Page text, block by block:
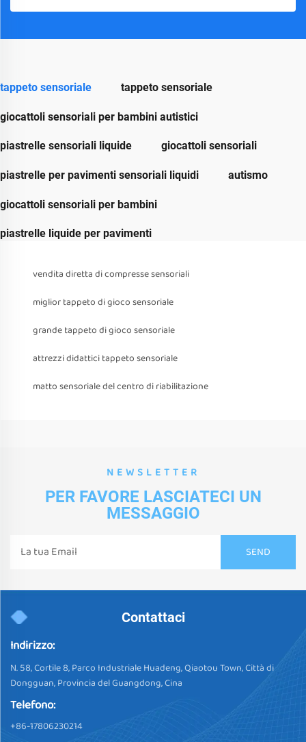
tappeto sensoriale tappeto sensoriale
giocattoli sensoriali per bambini autistici
piastrelle sensoriali liquide giocattoli sensoriali
piastrelle per pavimenti sensoriali liquidi autismo
giocattoli sensoriali per bambini
piastrelle liquide per pavimenti
vendita diretta di compresse sensoriali
miglior tappeto di gioco sensoriale
grande tappeto di gioco sensoriale
attrezzi didattici tappeto sensoriale
matto sensoriale del centro di riabilitazione
NEWSLETTER
PER FAVORE LASCIATECI UN
MESSAGGIO
Contattaci
Indirizzo:
N. 58, Cortile 8, Parco Industriale Huadeng, Qiaotou Town, Città di
Dongguan, Provincia del Guangdong, Cina
Telefono:
+86-17806230214